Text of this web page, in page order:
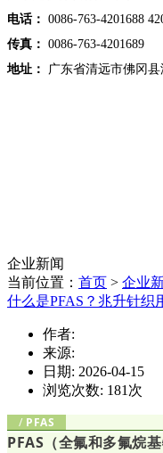
电话： 0086-763-4201688
传真： 0086-763-4201689
地址： 广东省清远市佛冈
企业新闻
当前位置： 首页 > 企业
什么是PFAS？兆升针织
作者:
来源:
日期: 2026-04-15
浏览次数: 181 次
/ PFAS
PFAS（全氟和多氟烷基